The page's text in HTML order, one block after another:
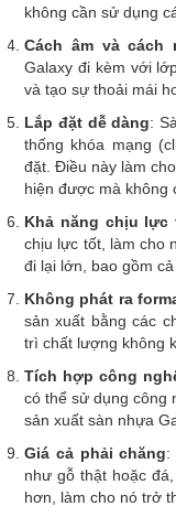
không cần sử dụng
Cách âm và cách
Galaxy đi kèm với
và tạo sự thoải mái
Lắp đặt dễ dàng:
thống khóa mạng
đặt. Điều này làm
hiện được mà không
Khả năng chịu lực
chịu lực tốt, làm cho
đi lại lớn, bao gồm
Không phát ra
sản xuất bằng các
trì chất lượng không
Tích hợp công
có thể sử dụng công
sản xuất sàn nhựa
Giá cả phải chăng:
như gỗ thật hoặc
hơn, làm cho nó trở